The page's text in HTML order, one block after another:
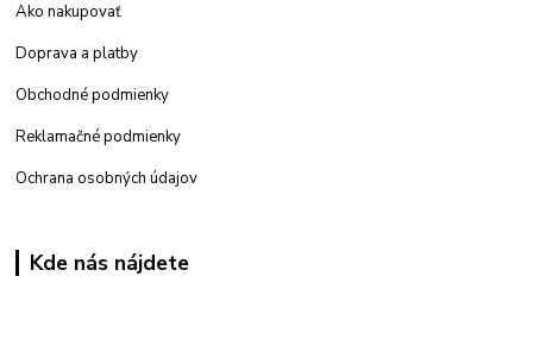
Ako nakupovať
Doprava a platby
Obchodné podmienky
Reklamačné podmienky
Ochrana osobných údajov
Kde nás nájdete